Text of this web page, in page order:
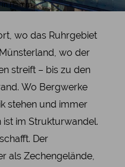
in Hamm
wo das Ruhrgebiet
wo der
streift – bis zu den
Wo Bergwerke
stehen und immer
im Strukturwandel.
Der
als Zechengelände,